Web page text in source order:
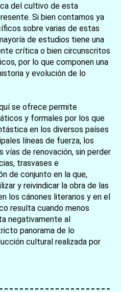
カートへ進む
del cultivo de esta
Si bien contamos ya
sobre varias de estas
de estudios tiene una
crítica o bien circunscritos
por lo que componen una
y evolución de lo
se ofrece permite
y formales por los que
en los diversos países
líneas de fuerza, los
de renovación, sin perder
trasvases e
de conjunto en la que,
y reivindicar la obra de las
los cánones literarios y en el
resulta cuando menos
negativamente al
panorama de lo
cultural realizada por